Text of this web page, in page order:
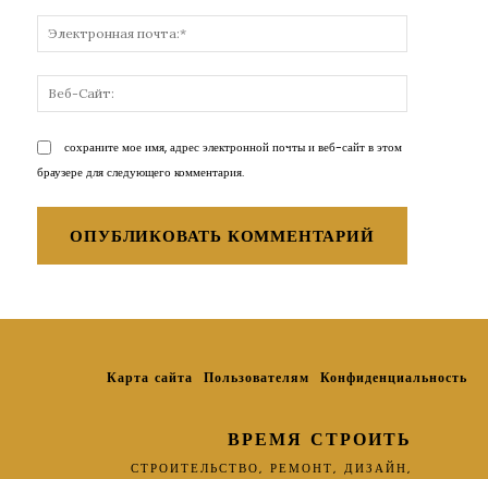
почта:*
Сайт:
сохраните мое имя, адрес электронной почты и веб-сайт в этом
браузере для следующего комментария.
Карта сайта Пользователям Конфиденциальность
ВРЕМЯ СТРОИТЬ
СТРОИТЕЛЬСТВО, РЕМОНТ, ДИЗАЙН,